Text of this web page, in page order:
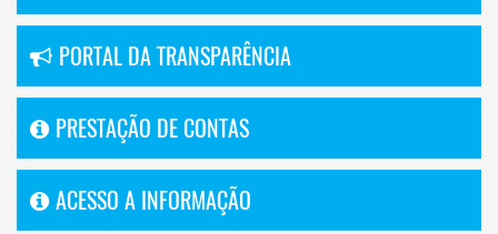
PORTAL DA TRANSPARÊNCIA
PRESTAÇÃO DE CONTAS
ACESSO A INFORMAÇÃO